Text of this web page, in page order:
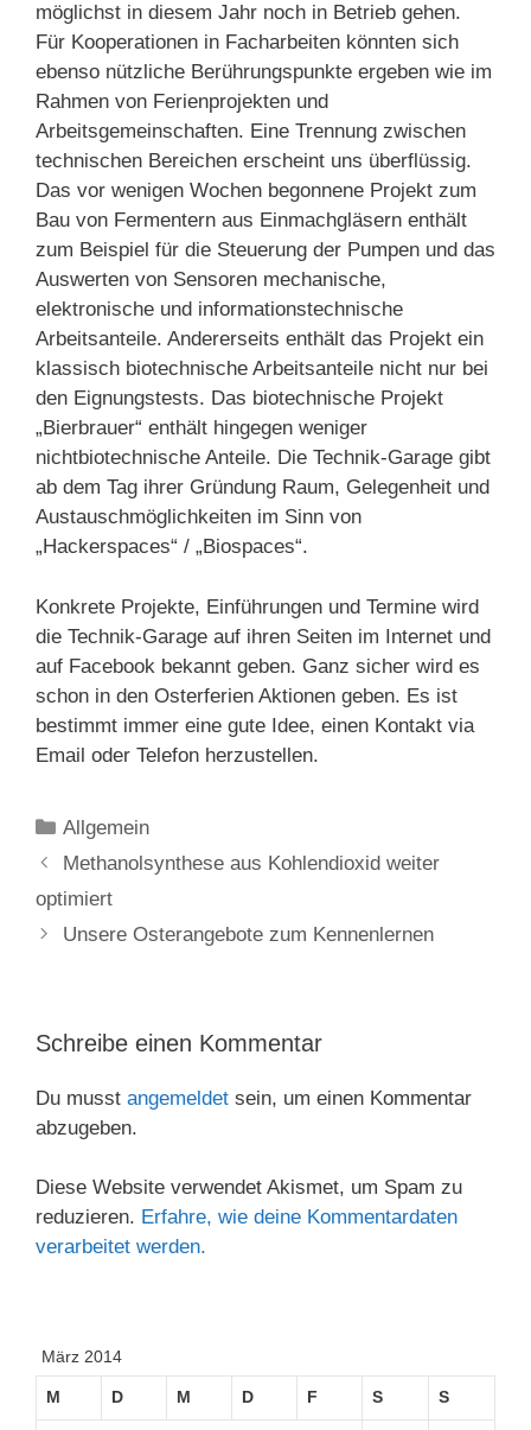
möglichst in diesem Jahr noch in Betrieb gehen.
Für Kooperationen in Facharbeiten könnten sich
ebenso nützliche Berührungspunkte ergeben wie im
Rahmen von Ferienprojekten und
Arbeitsgemeinschaften. Eine Trennung zwischen
technischen Bereichen erscheint uns überflüssig.
Das vor wenigen Wochen begonnene Projekt zum
Bau von Fermentern aus Einmachgläsern enthält
zum Beispiel für die Steuerung der Pumpen und das
Auswerten von Sensoren mechanische,
elektronische und informationstechnische
Arbeitsanteile. Andererseits enthält das Projekt ein
klassisch biotechnische Arbeitsanteile nicht nur bei
den Eignungstests. Das biotechnische Projekt
„Bierbrauer“ enthält hingegen weniger
nichtbiotechnische Anteile. Die Technik-Garage gibt
ab dem Tag ihrer Gründung Raum, Gelegenheit und
Austauschmöglichkeiten im Sinn von
„Hackerspaces“ / „Biospaces“.
Konkrete Projekte, Einführungen und Termine wird
die Technik-Garage auf ihren Seiten im Internet und
auf Facebook bekannt geben. Ganz sicher wird es
schon in den Osterferien Aktionen geben. Es ist
bestimmt immer eine gute Idee, einen Kontakt via
Email oder Telefon herzustellen.
Kategorien
Allgemein
Methanolsynthese aus Kohlendioxid weiter
optimiert
Unsere Osterangebote zum Kennenlernen
Schreibe einen Kommentar
Du musst angemeldet sein, um einen Kommentar
abzugeben.
Diese Website verwendet Akismet, um Spam zu
reduzieren. Erfahre, wie deine Kommentardaten
verarbeitet werden.
März 2014
M D M D F S S